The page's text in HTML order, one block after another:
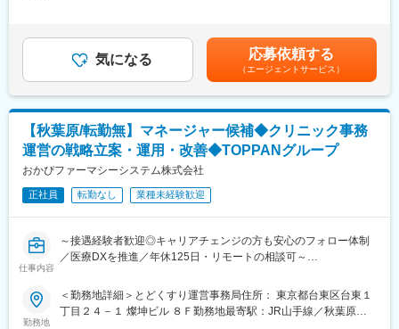
サービスを作っているフェーズのため、アイデアや意見が取り入
られやすい環境です。
■キャリアパス：
ご入社後、ご経験やスキルに合わせてお任せする業務を決定しま
す。将来的には採用業務だけではなく、人事企画にもチャレンジ
していただき、ゆくゆくは採用のリーダーとしてご活躍いただく
ことを期待しています。
変更の範囲：会社の定める業務
■業務詳細
＜まずお任せする業務＞
※会計ソフトは『勘定奉行』、経費精算システムは『楽楽精算』を
使用しています。
＜ゆくゆくお任せする業務＞
・月次・年次決算業務
・財務諸表作成
・税務申告対応、税理士との連携
・予算管理、資金繰り管理
＜仕事の広がり・深さについて＞
業務に携わることが可能です。
経理の専門性を高めながら、管理部門としての総合的なスキルも
の金額であり、選考を通じて上下する可能性があります。月給(月
額)は固定手当を含めた表記です。
気になる 応募依頼する
（エージェントサービス）
【秋葉原/転勤無】マネージャー候補◆クリニック事務
運営の戦略立案・運用・改善◆TOPPANグループ
おかぴファーマシーシステム株式会社
正社員 転勤なし 業種未経験歓迎
仕事内容
～接遇経験者歓迎◎キャリアチェンジの方も安心のフォロー体制
／医療DXを推進／年休125日・リモートの相談可～
■業務内容：
自由診療クリニックの事務オペレーション責任者として、オンラ
勤務地
＜勤務地詳細＞とどくすり運営事務局住所： 東京都台東区台東１
丁目２４－１ 燦坤ビル ８Ｆ勤務地最寄駅：JR山手線／秋葉原駅